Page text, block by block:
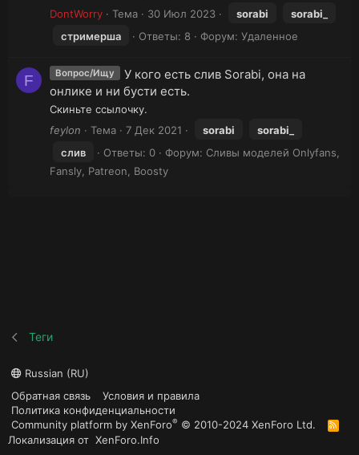
DontWorry
Тема 30 Июл 2023 sorabi sorabi
стримерша
Ответы: 8 Форум: Удаленное
F Вопрос/Ищу
У кого есть слив Sorabi, она на
онлике и ни бусти есть.
Скиньте ссылочку.
feylon
Тема 7 Дек 2021 sorabi sorabi
слив
Ответы: 0 Форум: Сливы моделей Onlyfans,
Fansly, Patreon, Boosty
Теги
Russian (RU)
Обратная связь
Условия и правила
Политика конфиденциальности
Community platform by XenForo® © 2010-2024 XenForo Ltd.
R
S
Локализация от XenForo.Info